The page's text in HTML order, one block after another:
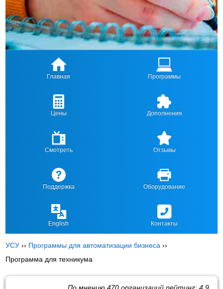
Главная Программы
Цены Дополнения
Смотреть Отзывы
Поддержка Оборудование
English Контакты
УСУ ›› Программы для автоматизации бизнеса ››
Программа для техникума
По мнению 470организаций рейтинг: 4.9